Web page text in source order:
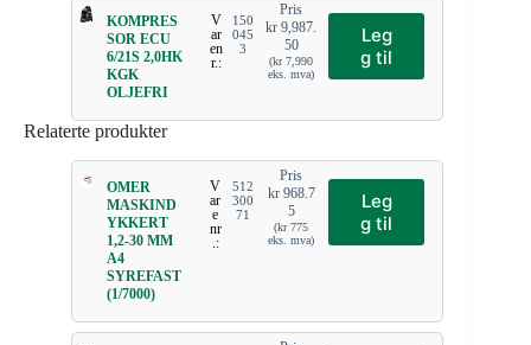
KOMPRES
SOR ECU
6/21S 2,0HK
KGK
OLJEFRI
V
ar
en
r.:
150
045
3
Pris
kr 9,987.
50
(kr7,990
eks. mva)
Leg
g til
Relaterte produkter
OMER
MASKIND
YKKERT
1,2-30 MM
A4
SYREFAST
(1/7000)
V
ar
e
nr
.:
512
300
71
Pris
kr968.7
5
(kr775
eks. mva)
Leg
g til